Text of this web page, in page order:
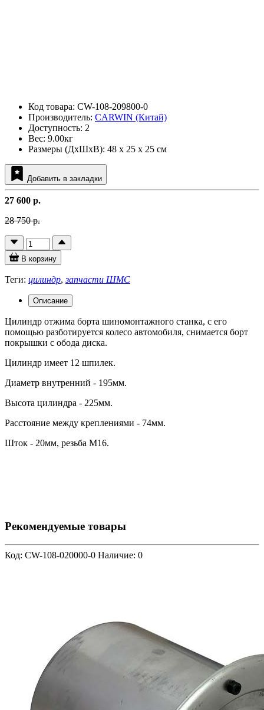
Код товара: CW-108-209800-0
Производитель: CARWIN (Китай)
Доступность: 2
Вес: 9.00кг
Размеры (ДxШxВ): 48 x 25 x 25 см
Добавить в закладки
27 600 р.
28 750 р.
В корзину
Теги: цилиндр,запчасти ШМС
Описание
Цилиндр отжима борта шиномонтажного станка, с его
помощью разботируется колесо автомобиля, снимается борт
покрышки с обода диска.
Цилиндр имеет 12 шпилек.
Диаметр внутренний - 195мм.
Высота цилиндра - 225мм.
Расстояние между креплениями - 74мм.
Шток - 20мм, резьба M16.
Рекомендуемые товары
Код: CW-108-020000-0 Наличие: 0